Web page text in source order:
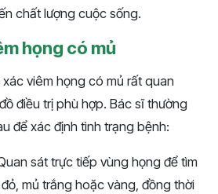
chất lượng cuộc sống.
họng có mủ
viêm họng có mủ rất quan
điều trị phù hợp. Bác sĩ thường
để xác định tình trạng bệnh:
sát trực tiếp vùng họng để tìm
mủ trắng hoặc vàng, đồng thời